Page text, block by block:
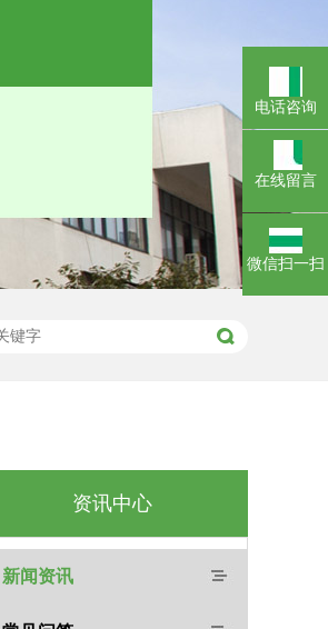
资讯中心
新闻资讯
电话咨询
在线留言
微信扫一扫